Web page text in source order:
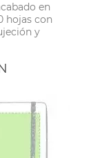
en
hojas con
y